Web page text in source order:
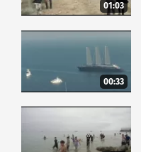
01:03
00:33